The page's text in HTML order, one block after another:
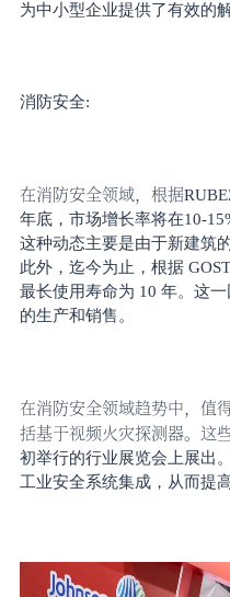
为中小型企业提供了有效的
消防安全:
在消防安全领域，根据
年底，市场增长率将在10-
这种动态主要是由于新建筑
此外，迄今为止，根据
最长使用寿命为 10 年。这
的生产和销售。
在消防安全领域趋势中，值
括基于视频火灾探测器。这
初举行的行业展览会上展出
工业安全系统集成，从而提